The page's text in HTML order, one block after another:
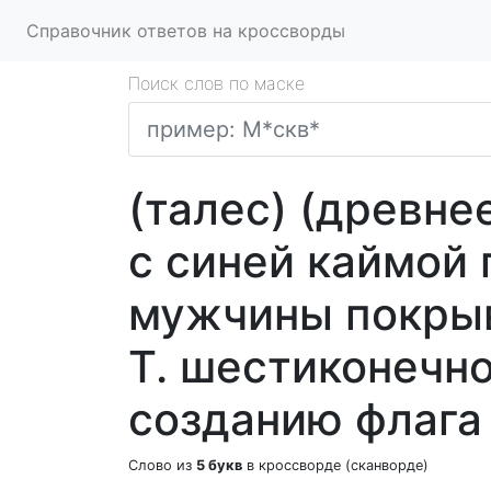
Справочник ответов на кроссворды
Поиск слов по маске
(талес)
с синей
мужчины
Т.
созданию
Слово из 5 букв в кроссворде (сканворде)